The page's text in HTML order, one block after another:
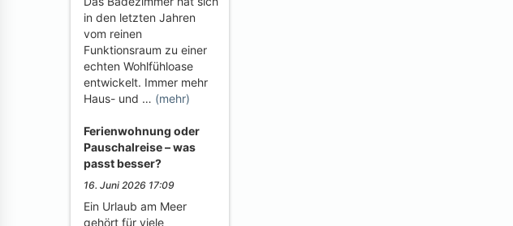
in den letzten Jahren
vom reinen
Funktionsraum zu einer
echten Wohlfühloase
entwickelt. Immer mehr
Haus- und … (mehr)
Ferienwohnung oder
Pauschalreise – was
passt besser?
16. Juni 2026 17:09
Ein Urlaub am Meer
gehört für viele